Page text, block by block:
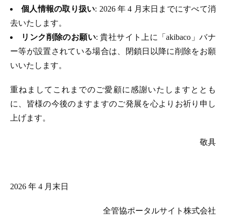
個人情報の取り扱い: 2026 年 4 月末日までにすべて消
去いたします。
リンク削除のお願い: 貴社サイト上に「akibaco」バナ
ー等が設置されている場合は、閉鎖日以降に削除をお願
いいたします。
重ねましてこれまでのご愛顧に感謝いたしますととも
に、皆様の今後のますますのご発展を心よりお祈り申し
上げます。
敬具
2026 年 4 月末日
全管協ポータルサイト株式会社